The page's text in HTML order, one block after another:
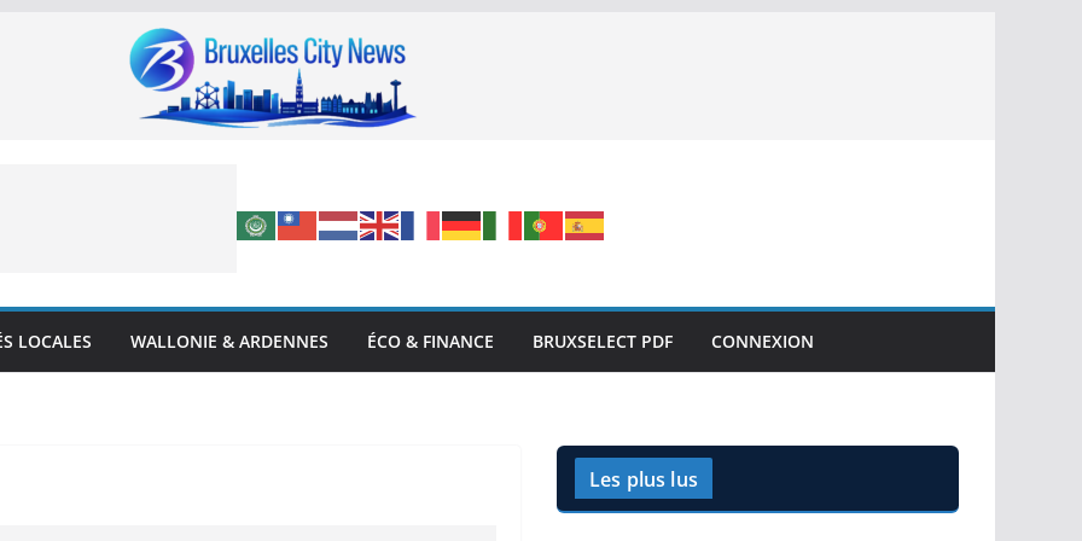
LOCALES WALLONIE & ARDENNES ÉCO & FINANCE BRUXSELECT PDF CONNEXION
Les plus lus